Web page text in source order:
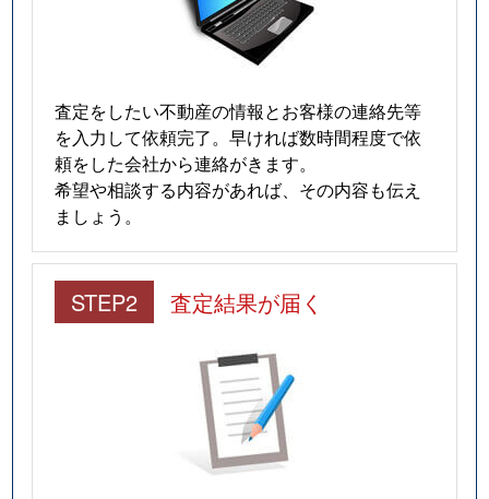
査定をしたい不動産の情報とお客様の連絡先等
を入力して依頼完了。早ければ数時間程度で依
頼をした会社から連絡がきます。
希望や相談する内容があれば、その内容も伝え
ましょう。
STEP2 査定結果が届く